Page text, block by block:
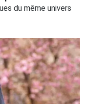
du même univers